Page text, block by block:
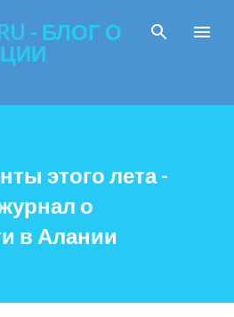
контенту
- БЛОГ О
этого лета -
о
в Алании